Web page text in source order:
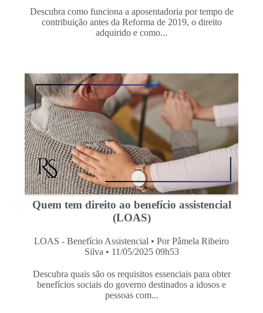
Descubra como funciona a aposentadoria por tempo de
contribuição antes da Reforma de 2019, o direito
adquirido e como...
Quem tem direito ao benefício assistencial
(LOAS)
LOAS - Benefício Assistencial • Por Pâmela Ribeiro
Silva • 11/05/2025 09h53
Descubra quais são os requisitos essenciais para obter
benefícios sociais do governo destinados a idosos e
pessoas com...